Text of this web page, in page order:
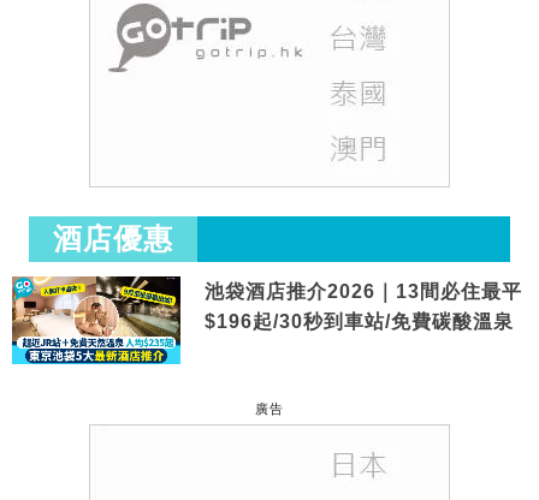
酒店優惠
池袋酒店推介2026｜13間必住最平
$196起/30秒到車站/免費碳酸溫泉
廣告